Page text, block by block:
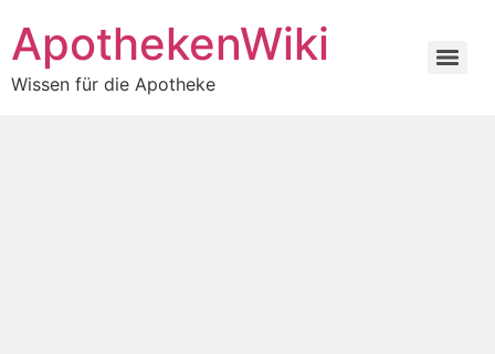
ApothekenWiki
Wissen für die Apotheke